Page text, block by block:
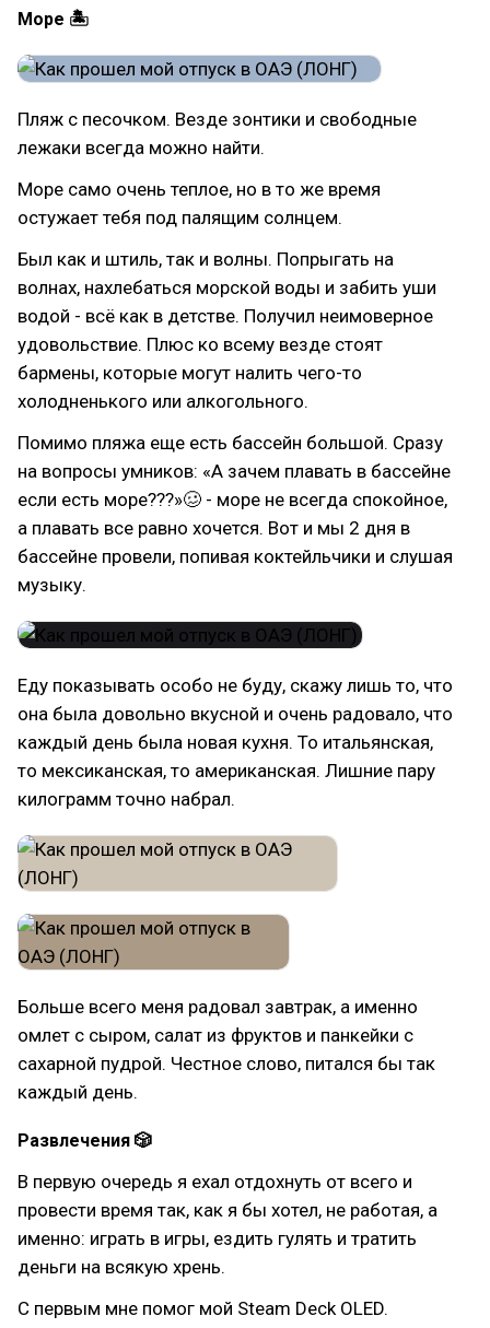
Море 🏝
Пляж с песочком. Везде зонтики и свободные
лежаки всегда можно найти.
Море само очень теплое, но в то же время
остужает тебя под палящим солнцем.
Был как и штиль, так и волны. Попрыгать на
волнах, нахлебаться морской воды и забить уши
водой - всё как в детстве. Получил неимоверное
удовольствие. Плюс ко всему везде стоят
бармены, которые могут налить чего-то
холодненького или алкогольного.
Помимо пляжа еще есть бассейн большой. Сразу
на вопросы умников: «А зачем плавать в бассейне
если есть море???»🥴 - море не всегда спокойное,
а плавать все равно хочется. Вот и мы 2 дня в
бассейне провели, попивая коктейльчики и слушая
музыку.
Еду показывать особо не буду, скажу лишь то, что
она была довольно вкусной и очень радовало, что
каждый день была новая кухня. То итальянская,
то мексиканская, то американская. Лишние пару
килограмм точно набрал.
Больше всего меня радовал завтрак, а именно
омлет с сыром, салат из фруктов и панкейки с
сахарной пудрой. Честное слово, питался бы так
каждый день.
Развлечения 🎲
В первую очередь я ехал отдохнуть от всего и
провести время так, как я бы хотел, не работая, а
именно: играть в игры, ездить гулять и тратить
деньги на всякую хрень.
С первым мне помог мой Steam Deck OLED.